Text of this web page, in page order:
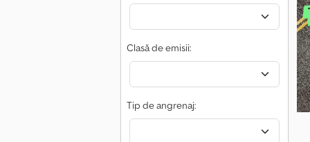
Clasă de emisii:
Tip de angrenaj: